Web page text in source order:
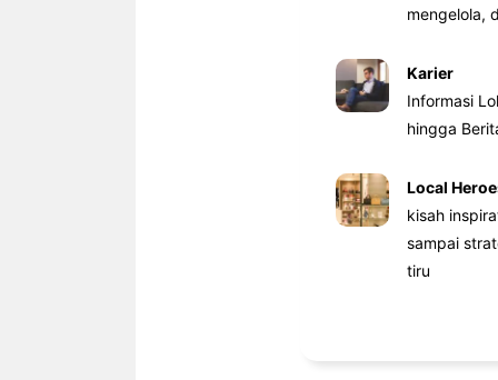
mengelola,
Karier
Informasi
hingga
Local
kisah
sampai
tiru